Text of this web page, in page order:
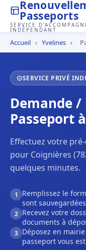
Passeports
SERVICE
INDÉPENDANT
Accueil › Yvelines ›
SERVICE PRIVÉ
Demande
Passeport
Effectuez votre
pour Coignières
quelques minutes.
1
Remplissez le
sont
2 Recevez votre
documents à
3 Déposez en
passeport vous